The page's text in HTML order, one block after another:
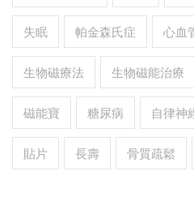
失眠 帕金森氏症 心血
生物磁療法 生物磁能治療
磁能寶 糖尿病 自律神
貼片 長壽 骨質疏鬆